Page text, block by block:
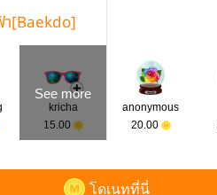
า[Baekdo]
See more
kricha
15.00
anonymous
20.00
โดเนทที่นี่